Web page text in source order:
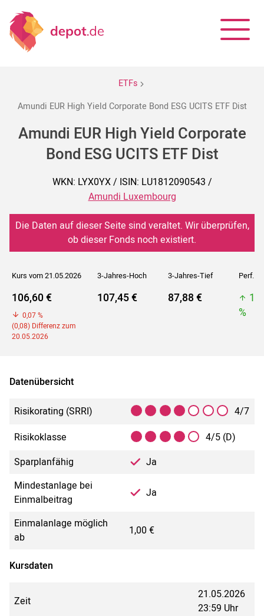
ETFs
Amundi EUR High Yield Corporate Bond ESG UCITS ETF Dist
Amundi EUR High Yield Corporate
Bond ESG UCITS ETF Dist
WKN: LYX0YX / ISIN: LU1812090543 /
Amundi Luxembourg
Die Daten auf dieser Seite sind veraltet. Wir überprüfen,
ob dieser Fonds noch existiert.
Kurs vom 21.05.2026 3-Jahres-Hoch 3-Jahres-Tief Perf. 5J
106,60 €
0,07 %
(0,08) Differenz zum
20.05.2026
107,45 € 87,88 €
%
Datenübersicht
Risikorating (SRRI)
4/7
Risikoklasse
4/5 (D)
Sparplanfähig
Ja
Mindestanlage bei
Einmalbeitrag
Ja
Einmalanlage möglich
ab
1,00 €
Kursdaten
Zeit
21.05.2026
23:59 Uhr